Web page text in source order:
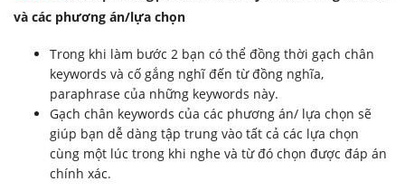
và các phương án/lựa chọn
Trong khi làm bước 2 bạn có thể đồng thời gạch chân
keywords và cố gắng nghĩ đến từ đồng nghĩa,
paraphrase của những keywords này.
Gạch chân keywords của các phương án/ lựa chọn sẽ
giúp bạn dễ dàng tập trung vào tất cả các lựa chọn
cùng một lúc trong khi nghe và từ đó chọn được đáp án
chính xác.